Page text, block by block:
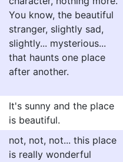
You know, the beautiful
stranger, slightly sad,
slightly... mysterious...
that haunts one place
after another.
It's sunny and the place
is beautiful.
not, not, not... this place
is really wonderful